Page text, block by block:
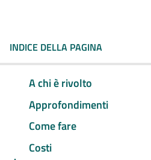
INDICE DELLA PAGINA
A chi è rivolto
Approfondimenti
Come fare
Costi